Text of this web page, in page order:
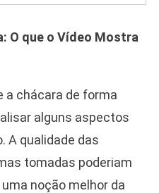
O que o Vídeo Mostra
a chácara de forma
alguns aspectos
A qualidade das
tomadas poderiam
noção melhor da